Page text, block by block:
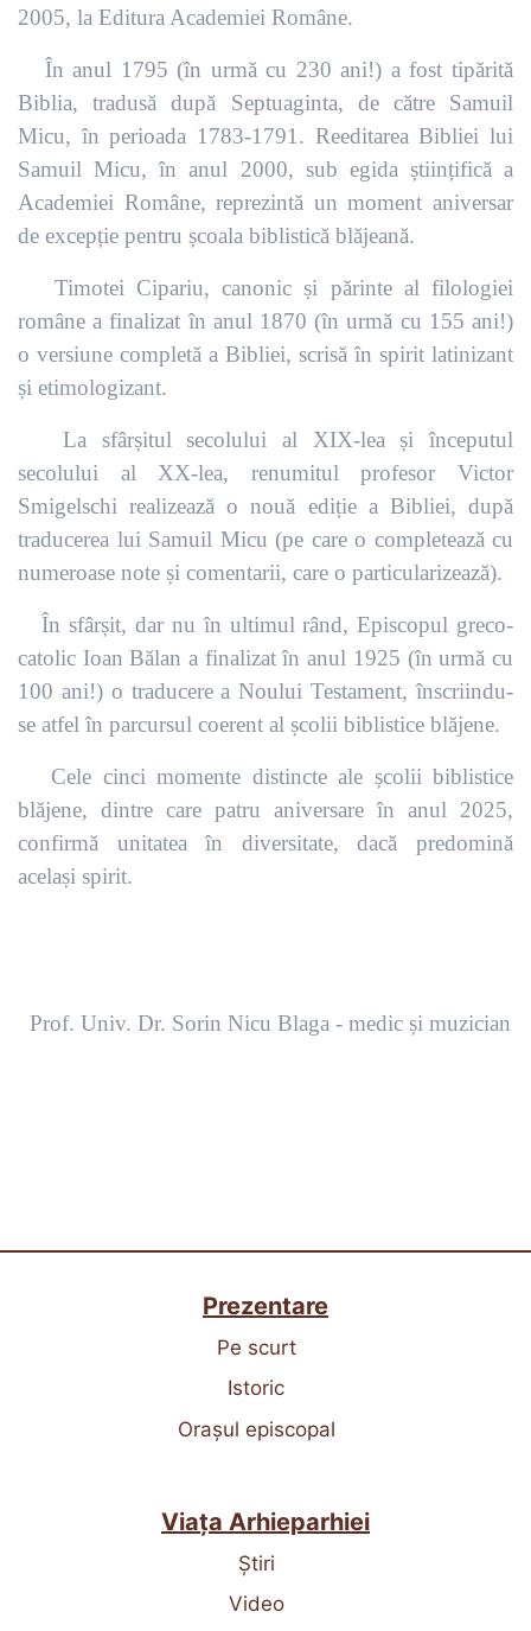
2005, la Editura Academiei Române.
În anul 1795 (în urmă cu 230 ani!) a fost tipărită
Biblia, tradusă după Septuaginta, de către Samuil
Micu, în perioada 1783-1791. Reeditarea Bibliei lui
Samuil Micu, în anul 2000, sub egida științifică a
Academiei Române, reprezintă un moment aniversar
de excepție pentru școala biblistică blăjeană.
Timotei Cipariu, canonic și părinte al filologiei
române a finalizat în anul 1870 (în urmă cu 155 ani!)
o versiune completă a Bibliei, scrisă în spirit latinizant
și etimologizant.
La sfârșitul secolului al XIX-lea și începutul
secolului al XX-lea, renumitul profesor Victor
Smigelschi realizează o nouă ediție a Bibliei, după
traducerea lui Samuil Micu (pe care o completează cu
numeroase note și comentarii, care o particularizează).
În sfârșit, dar nu în ultimul rând, Episcopul greco-
catolic Ioan Bălan a finalizat în anul 1925 (în urmă cu
100 ani!) o traducere a Noului Testament, înscriindu-
se atfel în parcursul coerent al școlii biblistice blăjene.
Cele cinci momente distincte ale școlii biblistice
blăjene, dintre care patru aniversare în anul 2025,
confirmă unitatea în diversitate, dacă predomină
același spirit.
Prof. Univ. Dr. Sorin Nicu Blaga - medic și muzician
Prezentare
Pe scurt
Istoric
Orașul episcopal
Viața Arhieparhiei
Știri
Video